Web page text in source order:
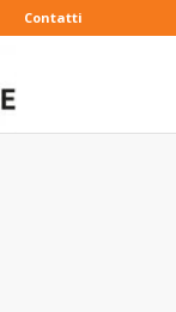
Contatti